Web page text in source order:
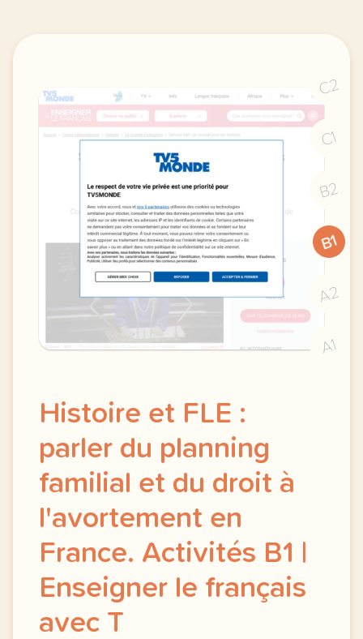
C2
C1
B2
B1
A2
A1
Histoire et FLE :
parler du planning
familial et du droit à
l'avortement en
France. Activités B1 |
Enseigner le français
avec T